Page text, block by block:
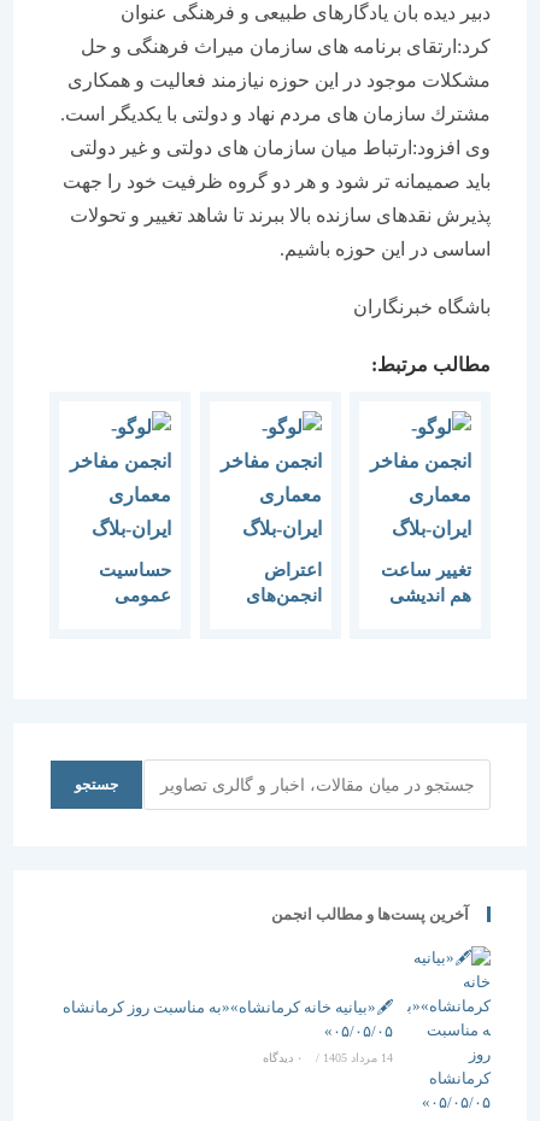
دبیر دیده بان یادگارهای طبیعی و فرهنگی عنوان
كرد:ارتقای برنامه های سازمان میراث فرهنگی و حل
مشكلات موجود در این حوزه نیازمند فعالیت و همكاری
مشترك سازمان های مردم نهاد و دولتی با یكدیگر است.
وی افزود:ارتباط میان سازمان های دولتی و غیر دولتی
باید صمیمانه تر شود و هر دو گروه ظرفیت خود را جهت
پذیرش نقدهای سازنده بالا ببرند تا شاهد تغییر و تحولات
اساسی در این حوزه باشیم.
باشگاه خبرنگاران
مطالب مرتبط:
تغییر ساعت
هم اندیشی
اعتراض
انجمن‌های
حساسیت
عمومی
جستجو
آخرین پست‌ها و مطالب انجمن
🖋️«بیانیه خانه کرمانشاه»«به مناسبت روز کرمانشاه
۰۵/۰۵/۰۵»
/ ۰ دیدگاه